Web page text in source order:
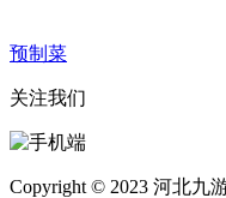
预制菜
关注我们
Copyright © 2023 河北九